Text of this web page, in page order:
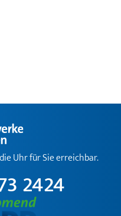
Uhr für Sie erreichbar.
2424